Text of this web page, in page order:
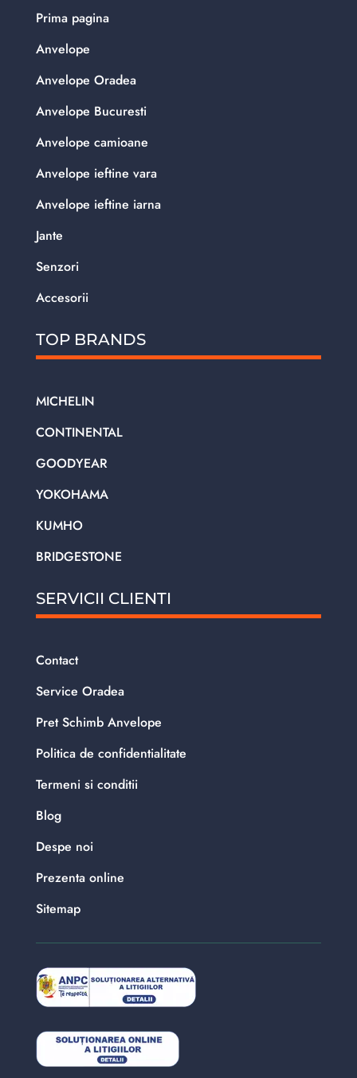
Prima pagina
Anvelope
Anvelope Oradea
Anvelope Bucuresti
Anvelope camioane
Anvelope ieftine vara
Anvelope ieftine iarna
Jante
Senzori
Accesorii
TOP BRANDS
MICHELIN
CONTINENTAL
GOODYEAR
YOKOHAMA
KUMHO
BRIDGESTONE
SERVICII CLIENTI
Contact
Service Oradea
Pret Schimb Anvelope
Politica de confidentialitate
Termeni si conditii
Blog
Despe noi
Prezenta online
Sitemap